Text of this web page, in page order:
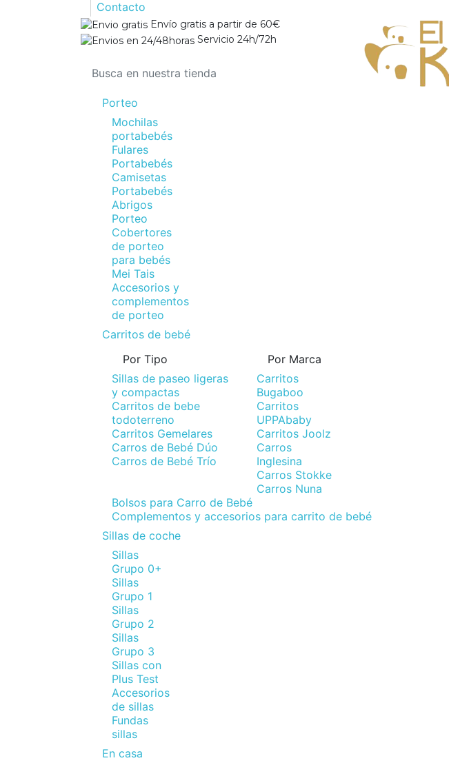
Contacto
Envío gratis a partir de 60€
Servicio 24h/72h
Porteo
Mochilas
portabebés
Fulares
Portabebés
Camisetas
Portabebés
Abrigos
Porteo
Cobertores
de porteo
para bebés
Mei Tais
Accesorios y
complementos
de porteo
Carritos de bebé
Por Tipo
Sillas de paseo ligeras
y compactas
Carritos de bebe
todoterreno
Carritos Gemelares
Carros de Bebé Dúo
Carros de Bebé Trío
Por Marca
Carritos
Bugaboo
Carritos
UPPAbaby
Carritos Joolz
Carros
Inglesina
Carros Stokke
Carros Nuna
Bolsos para Carro de Bebé
Complementos y accesorios para carrito de bebé
Sillas de coche
Sillas
Grupo 0+
Sillas
Grupo 1
Sillas
Grupo 2
Sillas
Grupo 3
Sillas con
Plus Test
Accesorios
de sillas
Fundas
sillas
En casa